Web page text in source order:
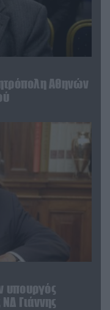
Αθηνών
υπουργός
Γιάννης